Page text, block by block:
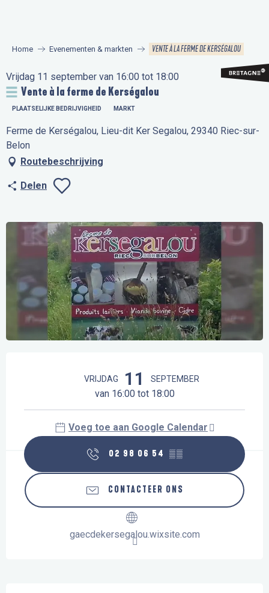
principal
Home Evenementen & markten VENTE À LA FERME DE KERSÉGALOU
Vrijdag 11 september van 16:00 tot 18:00
Vente à la ferme de Kerségalou
PLAATSELIJKE BEDRIJVIGHEID MARKT
Ferme de Kerségalou, Lieu-dit Ker Segalou, 29340 Riec-sur-
Belon
Routebeschrijving
Delen
VRIJDAG 11 SEPTEMBER
van 16:00 tot 18:00
Voeg toe aan Google Calendar
02 98 06 54 ▒▒
CONTACTEER ONS
gaecdekersegalou.wixsite.com